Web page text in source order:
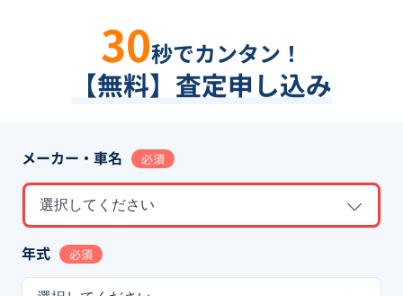
30秒でカンタン！
【無料】査定申し込み
メーカー・車名 必須
選択してください
年式 必須